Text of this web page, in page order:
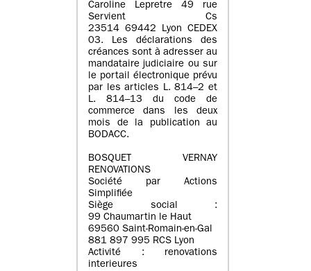
Caroline Lepretre 49 rue
Servient Cs
23514 69442 Lyon CEDEX
03. Les déclarations des
créances sont à adresser au
mandataire judiciaire ou sur
le portail électronique prévu
par les articles L. 814–2 et
L. 814–13 du code de
commerce dans les deux
mois de la publication au
BODACC.
BOSQUET VERNAY
RENOVATIONS
Société par Actions
Simplifiée
Siège social :
99 Chaumartin le Haut
69560 Saint-Romain-en-Gal
881 897 995 RCS Lyon
Activité : renovations
interieures